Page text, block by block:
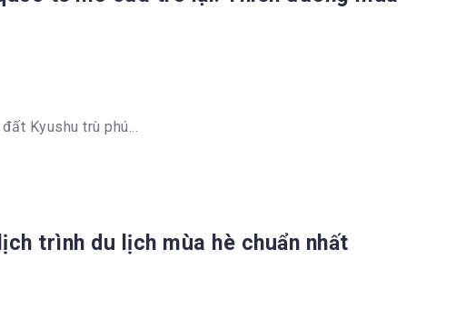
Kyushu trù phú...
trình du lịch mùa hè chuẩn nhất